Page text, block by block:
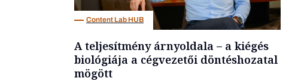
Content Lab HUB
A teljesítmény árnyoldala – a kiégés
biológiája a cégvezetői döntéshozatal
mögött